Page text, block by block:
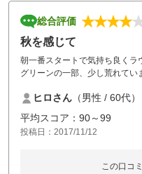
総合評価
秋を感じて
朝一番スタートで気持ち良くラ
グリーンの一部、少し荒れてい
ヒロさん （男性 / 60代）
平均スコア：90～99
投稿日：2017/11/12
この口コ